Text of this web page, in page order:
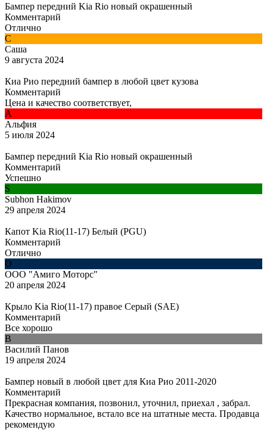
Бампер передний Kia Rio новый окрашенный
Комментарий
Отлично
С
Саша
9 августа 2024
Киа Рио передний бампер в любой цвет кузова
Комментарий
Цена и качество соответствует,
А
Альфия
5 июля 2024
Бампер передний Kia Rio новый окрашенный
Комментарий
Успешно
S
Subhon Hakimov
29 апреля 2024
Капот Kia Rio(11-17) Белый (PGU)
Комментарий
Отлично
О
ООО "Амиго Моторс"
20 апреля 2024
Крыло Kia Rio(11-17) правое Серый (SAE)
Комментарий
Все хорошо
В
Василий Панов
19 апреля 2024
Бампер новый в любой цвет для Киа Рио 2011-2020
Комментарий
Прекрасная компания, позвонил, уточнил, приехал , забрал.
Качество нормальное, встало все на штатные места. Продавца
рекомендую